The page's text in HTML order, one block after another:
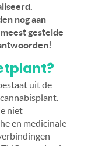
nog aan
gestelde
uit de
niet
en medicinale